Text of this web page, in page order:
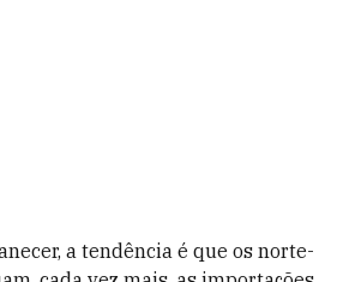
a tendência é que os norte-